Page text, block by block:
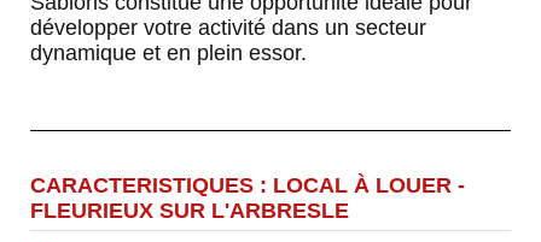
développer votre activité dans un secteur
dynamique et en plein essor.
CARACTERISTIQUES : LOCAL À LOUER -
FLEURIEUX SUR L'ARBRESLE